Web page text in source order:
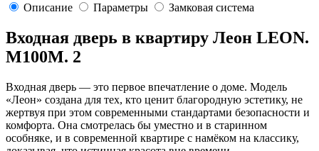
Описание Параметры Замковая система
Входная дверь в квартиру Леон LEON.
M100M. 2
Входная дверь — это первое впечатление о доме. Модель
«Леон» создана для тех, кто ценит благородную эстетику, не
жертвуя при этом современными стандартами безопасности и
комфорта. Она смотрелась бы уместно и в старинном
особняке, и в современной квартире с намёком на классику,